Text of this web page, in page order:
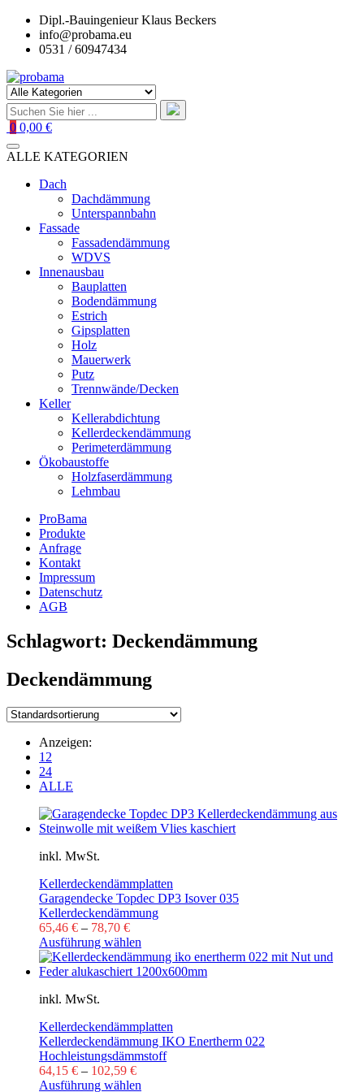
Zum
Inhalt
springen
Dipl.-Bauingenieur Klaus Beckers
info@probama.eu
0531 / 60947434
0 0,00 €
ALLE KATEGORIEN
Dach
Dachdämmung
Unterspannbahn
Fassade
Fassadendämmung
WDVS
Innenausbau
Bauplatten
Bodendämmung
Estrich
Gipsplatten
Holz
Mauerwerk
Putz
Trennwände/Decken
Keller
Kellerabdichtung
Kellerdeckendämmung
Perimeterdämmung
Ökobaustoffe
Holzfaserdämmung
Lehmbau
ProBama
Produkte
Anfrage
Kontakt
Impressum
Datenschutz
AGB
Schlagwort: Deckendämmung
Deckendämmung
Anzeigen:
12
24
ALLE
inkl. MwSt.
Kellerdeckendämmplatten
Garagendecke Topdec DP3 Isover 035
Kellerdeckendämmung
65,46 € – 78,70 €
Ausführung wählen
inkl. MwSt.
Kellerdeckendämmplatten
Kellerdeckendämmung IKO Enertherm 022
Hochleistungsdämmstoff
64,15 € – 102,59 €
Ausführung wählen